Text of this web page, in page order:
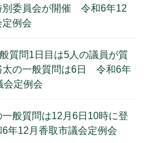
別委員会が開催 令和6年12
定例会
質問1日目は5人の議員が質
の一般質問は6日 令和6年
会定例会
般質問は12月6日10時に登
年12月香取市議会定例会